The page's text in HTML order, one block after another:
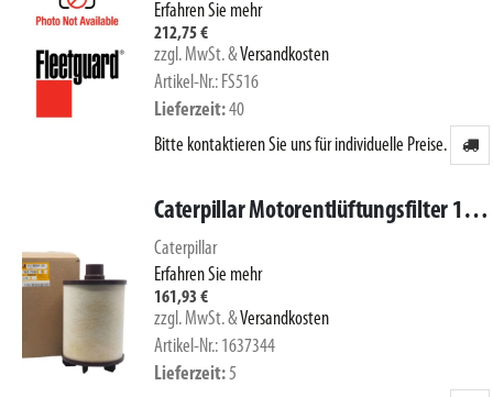
Erfahren Sie mehr
212,75 €
zzgl. MwSt.&Versandkosten
Artikel-Nr.: FS516
Lieferzeit 40
Bitte kontaktieren Sie uns für individuelle Preise.
Caterpillar Motorentlüftungsfilter 163-7344
Caterpillar
Erfahren Sie mehr
161,93 €
zzgl. MwSt.&Versandkosten
Artikel-Nr.: 1637344
Lieferzeit 5